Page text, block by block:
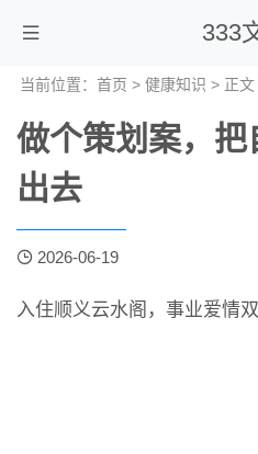
333
当前位置： 首页 > 健康知识 > 正文
做个策划案，
出去
2026-06-19
入住顺义云水阁，事业爱情